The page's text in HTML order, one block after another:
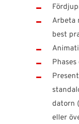
Arbeta
best
datorn
eller